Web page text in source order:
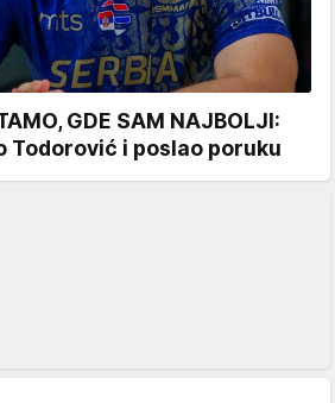
GDE SAM NAJBOLJI:
Todorović i poslao poruku